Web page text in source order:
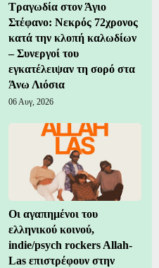
Τραγωδία στον Άγιο
Στέφανο: Νεκρός 72χρονος
κατά την κλοπή καλωδίων
– Συνεργοί του
εγκατέλειψαν τη σορό στα
Άνω Λιόσια
06 Αυγ, 2026
Οι αγαπημένοι του
ελληνικού κοινού,
indie/psych rockers Allah-
Las επιστρέφουν στην